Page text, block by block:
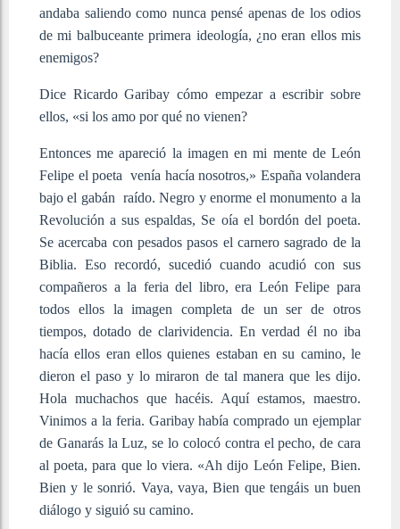
andaba saliendo como nunca pensé apenas de los odios
de mi balbuceante primera ideología, ¿no eran ellos mis
enemigos?
Dice Ricardo Garibay cómo empezar a escribir sobre
ellos, «si los amo por qué no vienen?
Entonces me apareció la imagen en mi mente de León
Felipe el poeta venía hacía nosotros,» España volandera
bajo el gabán raído. Negro y enorme el monumento a la
Revolución a sus espaldas, Se oía el bordón del poeta.
Se acercaba con pesados pasos el carnero sagrado de la
Biblia. Eso recordó, sucedió cuando acudió con sus
compañeros a la feria del libro, era León Felipe para
todos ellos la imagen completa de un ser de otros
tiempos, dotado de clarividencia. En verdad él no iba
hacía ellos eran ellos quienes estaban en su camino, le
dieron el paso y lo miraron de tal manera que les dijo.
Hola muchachos que hacéis. Aquí estamos, maestro.
Vinimos a la feria. Garibay había comprado un ejemplar
de Ganarás la Luz, se lo colocó contra el pecho, de cara
al poeta, para que lo viera. «Ah dijo León Felipe, Bien.
Bien y le sonrió. Vaya, vaya, Bien que tengáis un buen
diálogo y siguió su camino.